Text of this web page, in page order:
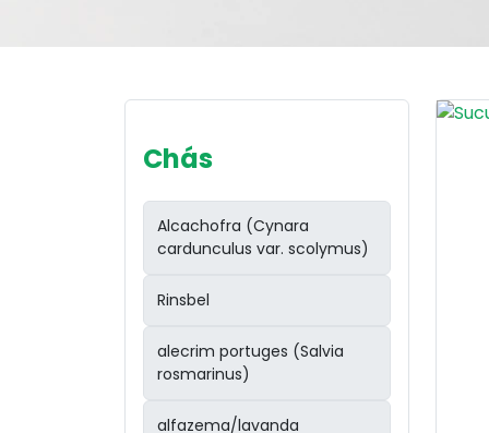
Chás
Alcachofra (Cynara
cardunculus var. scolymus)
Rinsbel
alecrim portuges (Salvia
rosmarinus)
alfazema/lavanda